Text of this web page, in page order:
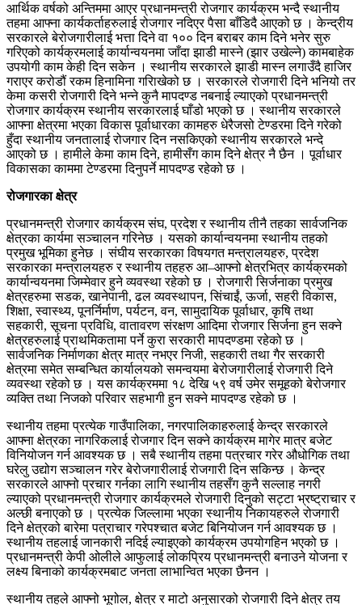
आर्थिक वर्षको अन्तिममा आएर प्रधानमन्त्री रोजगार कार्यक्रम भन्दै स्थानीय
तहमा आफ्ना कार्यकर्ताहरुलाई रोजगार नदिएर पैसा बाँडिदै आएको छ । केन्द्रीय
सरकारले बेरोजगारीलाई भत्ता दिने वा १०० दिन बराबर काम दिने भनेर सुरु
गरिएको कार्यक्रमलाई कार्यान्वयनमा जाँदा झाडी मास्ने (झार उखेल्ने) कामबाहेक
उपयोगी काम केही दिन सकेन । स्थानीय सरकारले झाडी मास्न लगाउँदै हाजिर
गराएर करोडौं रकम हिनामिना गरिाखेको छ । सरकारले रोजगारी दिने भनियो तर
केमा कसरी रोजगारी दिने भन्ने कुनै मापदण्ड नबनाई ल्याएको प्रधानमन्त्री
रोजगार कार्यक्रम स्थानीय सरकारलाई घाँडो भएको छ । स्थानीय सरकारले
आफ्ना क्षेत्रमा भएका विकास पूर्वाधारका कामहरु धेरैजसो टेण्डरमा दिने गरेको
हुँदा स्थानीय जनतालाई रोजगार दिन नसकिएको स्थानीय सरकारले भन्दे
आएको छ । हामीले केमा काम दिने, हामीसँग काम दिने क्षेत्र नै छैन । पूर्वाधार
विकासका काममा टेण्डरमा दिनुपर्ने मापदण्ड रहेको छ ।
रोजगारका क्षेत्र
प्रधानमन्त्री रोजगार कार्यक्रम संघ, प्रदेश र स्थानीय तीनै तहका सार्वजनिक
क्षेत्रका कार्यमा सञ्चालन गरिनेछ । यसको कार्यान्वयनमा स्थानीय तहको
प्रमुख भूमिका हुनेछ । संघीय सरकारका विषयगत मन्त्रालयहरु, प्रदेश
सरकारका मन्त्रालयहरु र स्थानीय तहहरु आ–आफ्नो क्षेत्रभित्र कार्यक्रमको
कार्यान्वयनमा जिम्मेवार हुने व्यवस्था रहेको छ । रोजगारी सिर्जनाका प्रमुख
क्षेत्रहरुमा सडक, खानेपानी, ढल व्यवस्थापन, सिंचाईं, ऊर्जा, सहरी विकास,
शिक्षा, स्वास्थ्य, पूनर्निर्माण, पर्यटन, वन, सामुदायिक पूर्वाधार, कृषि तथा
सहकारी, सूचना प्रविधि, वातावरण संरक्षण आदिमा रोजगार सिर्जना हुन सक्ने
क्षेत्रहरुलाई प्राथमिकतामा पर्ने कुरा सरकारी मापदण्डमा रहेको छ ।
सार्वजनिक निर्माणका क्षेत्र मात्र नभएर निजी, सहकारी तथा गैर सरकारी
क्षेत्रमा समेत सम्बन्धित कार्यालयको समन्वयमा बेरोजगारीलाई रोजगारी दिने
व्यवस्था रहेको छ । यस कार्यक्रममा १८ देखि ५९ वर्ष उमेर समूहको बेरोजगार
व्यक्ति तथा निजको परिवार सहभागी हुन सक्ने मापदण्ड रहेको छ ।
स्थानीय तहमा प्रत्येक गाउँपालिका, नगरपालिकाहरुलाई केन्द्र सरकारले
आफ्ना क्षेत्रका नागरिकलाई रोजगार दिन सक्ने कार्यक्रम मागेर मात्र बजेट
विनियोजन गर्न आवश्यक छ । सबै स्थानीय तहमा पत्रचार गरेर औधोगिक तथा
घरेलु उद्योग सञ्चालन गरेर बेरोजगारीलाई रोजगारी दिन सकिन्छ । केन्द्र
सरकारले आफ्नो प्रचार गर्नका लागि स्थानीय तहसँग कुनै सल्लाह नगरी
ल्याएको प्रधानमन्त्री रोजगार कार्यक्रमले रोजगारी दिनुको सट्टा भ्रष्ट्राचार र
अल्छी बनाएको छ । प्रत्येक जिल्लामा भएका स्थानीय निकायहरुले रोजगारी
दिने क्षेत्रको बारेमा पत्राचार गरेपश्चात बजेट बिनियोजन गर्न आवश्यक छ ।
स्थानीय तहलाई जानकारी नदिई ल्याइएको कार्यक्रम उपयोगहिन भएको छ ।
प्रधानमन्त्री केपी ओलीले आफुलाई लोकप्रिय प्रधानमन्त्री बनाउने योजना र
लक्ष्य बिनाको कार्यक्रमबाट जनता लाभान्वित भएका छैनन ।
स्थानीय तहले आफ्नो भूगोल, क्षेत्र र माटो अनुसारको रोजगारी दिने क्षेत्र तय